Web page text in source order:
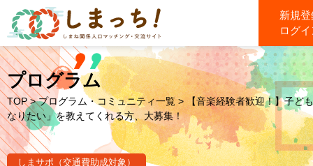
新規
ログ
プログラム
TOP >プログラム・コミュニティ一覧> 【音楽経験者歓迎！】子ど
なりたい」を教えてくれる方、大募集！
しまサポ（交通費助成対象）